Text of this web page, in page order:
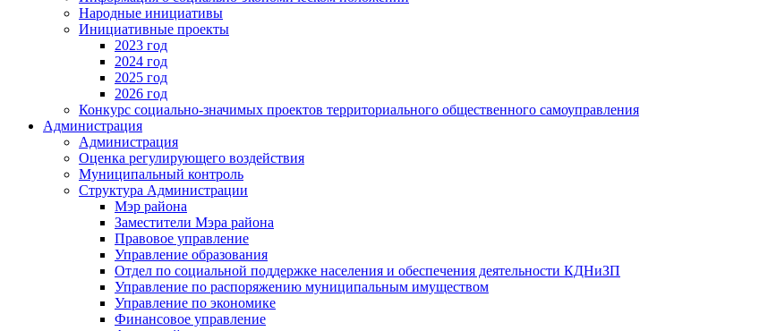
Народные инициативы
Инициативные проекты
2023 год
2024 год
2025 год
2026 год
Конкурс социально-значимых проектов территориального общественного самоуправления
Администрация
Администрация
Оценка регулирующего воздействия
Муниципальный контроль
Структура Администрации
Мэр района
Заместители Мэра района
Правовое управление
Управление образования
Отдел по социальной поддержке населения и обеспечения деятельности КДНиЗП
Управление по распоряжению муниципальным имуществом
Управление по экономике
Финансовое управление